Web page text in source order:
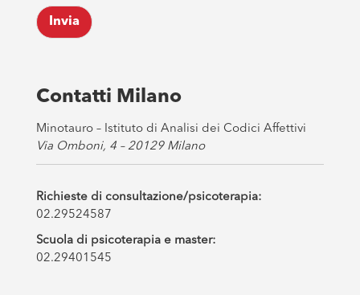
k
b
o
s
*
Invia
Contatti Milano
Minotauro – Istituto di Analisi dei Codici Affettivi
Via Omboni, 4 – 20129 Milano
Richieste di consultazione/psicoterapia:
02.29524587
Scuola di psicoterapia e master:
02.29401545